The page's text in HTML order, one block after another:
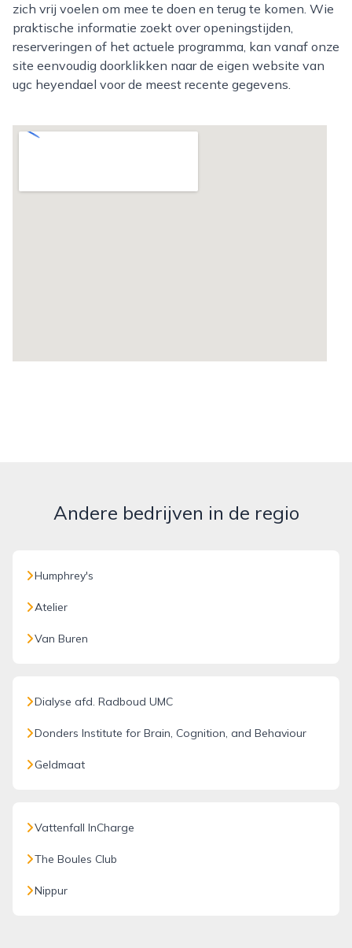
zich vrij voelen om mee te doen en terug te komen. Wie
praktische informatie zoekt over openingstijden,
reserveringen of het actuele programma, kan vanaf onze
site eenvoudig doorklikken naar de eigen website van
ugc heyendael voor de meest recente gegevens.
Andere bedrijven in de regio
Humphrey's
Atelier
Van Buren
Dialyse afd. Radboud UMC
Donders Institute for Brain, Cognition, and Behaviour
Geldmaat
Vattenfall InCharge
The Boules Club
Nippur